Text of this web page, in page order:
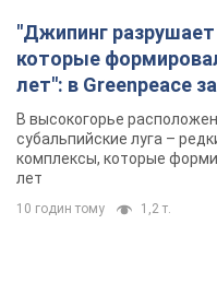
"Джипинг
которые
лет": в Greenpeace
В высокогорье
субальпийские луга –
комплексы, которые
лет
10 годин тому 1,2 т.